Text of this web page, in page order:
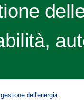
dell'energia